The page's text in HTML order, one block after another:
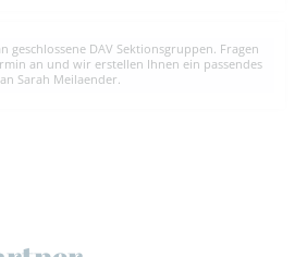
geschlossene DAV Sektionsgruppen. Fragen
an und wir erstellen Ihnen ein passendes
Sarah Meilaender.